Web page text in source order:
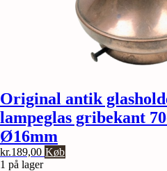
Original antik
lampeglas gribekant
Ø16mm
kr.189,00 Køb
1 på lager